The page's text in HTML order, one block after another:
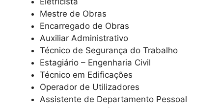
Mestre de Obras
Encarregado de Obras
Auxiliar Administrativo
Técnico de Segurança do Trabalho
Estagiário – Engenharia Civil
Técnico em Edificações
Operador de Utilizadores
Assistente de Departamento Pessoal